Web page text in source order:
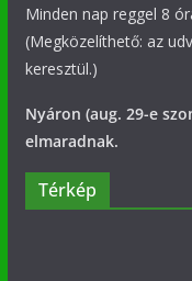
Minden nap reggel 8
(Megközelíthető: az
keresztül.)
Nyáron (aug. 29-e
elmaradnak.
Térkép